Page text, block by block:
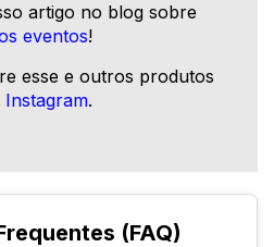
artigo no blog sobre
eventos!
esse e outros produtos
.
(FAQ)